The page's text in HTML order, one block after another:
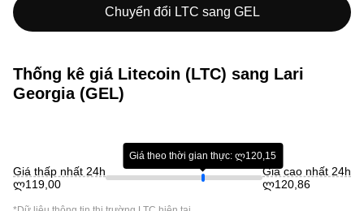
Chuyển đổi LTC sang GEL
Thống kê giá Litecoin (LTC) sang Lari
Georgia (GEL)
Giá thấp nhất 24h
ლ119,00
Giá theo thời gian thực: ლ120,15
Giá cao nhất 24h
ლ120,86